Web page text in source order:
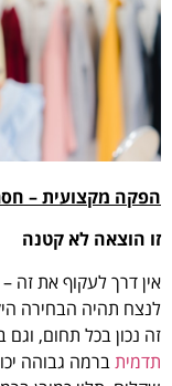
הפקה מקצועית –
זו הוצאה לא קטנה
אין דרך לעקוף את
לנצח תהיה הבחירה
זה נכון בכל תחום,
תדמיתברמה גבוהה